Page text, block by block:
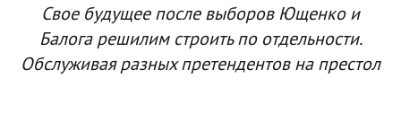
Свое будущее после выборов Ющенко и
Балога решилим строить по отдельности.
Обслуживая разных претендентов на престол